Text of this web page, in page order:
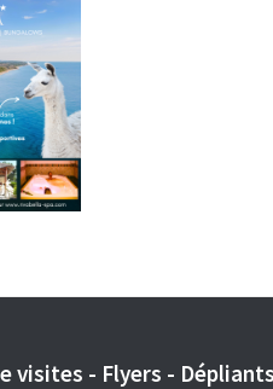
- Flyers -